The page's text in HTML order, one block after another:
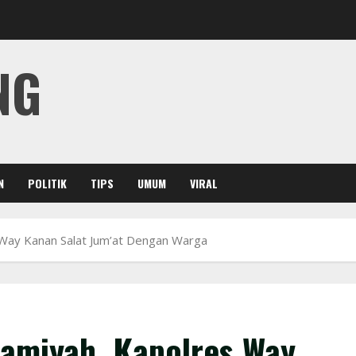
POLITIK TIPS UMUM VIRAL
Kanan Salat Jum’at Dengan Warga